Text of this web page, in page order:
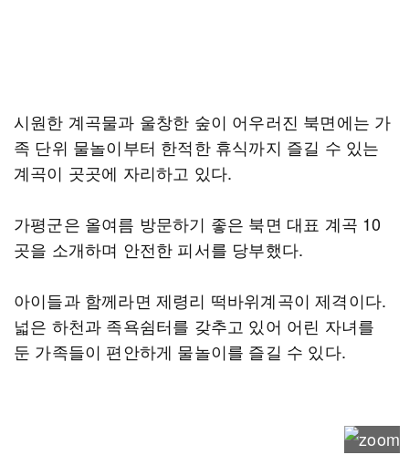
시원한 계곡물과 울창한 숲이 어우러진 북면에는 가
족 단위 물놀이부터 한적한 휴식까지 즐길 수 있는
계곡이 곳곳에 자리하고 있다.
가평군은 올여름 방문하기 좋은 북면 대표 계곡 10
곳을 소개하며 안전한 피서를 당부했다.
아이들과 함께라면 제령리 떡바위계곡이 제격이다.
넓은 하천과 족욕쉼터를 갖추고 있어 어린 자녀를
둔 가족들이 편안하게 물놀이를 즐길 수 있다.